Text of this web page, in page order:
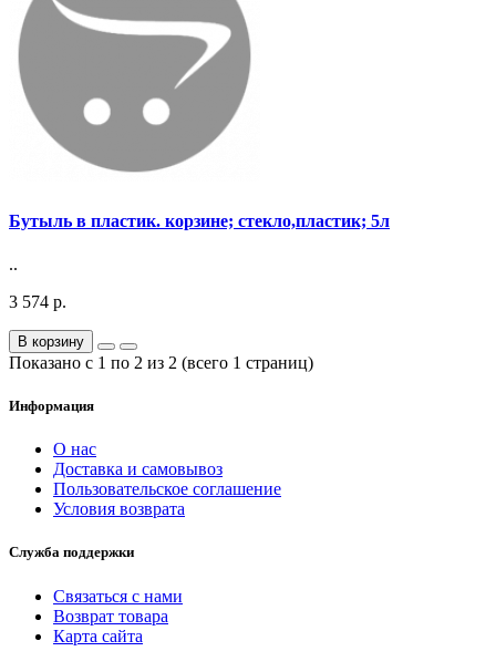
Бутыль в пластик. корзине; стекло,пластик; 5л
..
3 574 р.
В корзину
Показано с 1 по 2 из 2 (всего 1 страниц)
Информация
О нас
Доставка и самовывоз
Пользовательское соглашение
Условия возврата
Служба поддержки
Связаться с нами
Возврат товара
Карта сайта